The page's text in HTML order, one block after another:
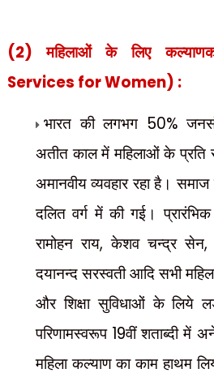
(2)महिलाओं के लिए
Services for Women) :
भारत की लगभग 50%
अतीत काल में महिलाओं के प्रति
अमानवीय व्यवहार रहा है।
दलित वर्ग में की गई।
रामोहन राय,केशव चन्द्र सेन
दयानन्द सरस्वती आदि सभी
और शिक्षा सुविधाओं के लिये
परिणामस्वरूप 19वीं शताब्दी में
महिला कल्याण का काम हाथम